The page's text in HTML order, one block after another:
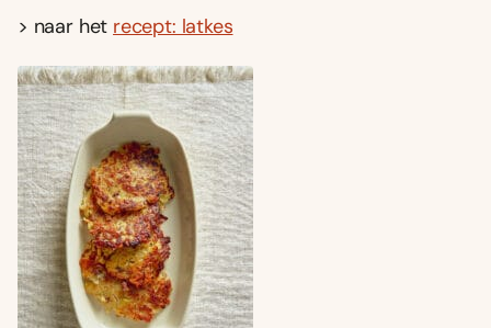
> naar het recept: latkes